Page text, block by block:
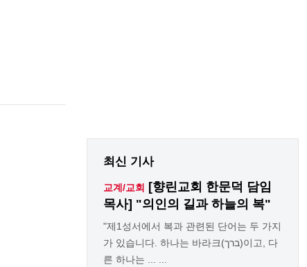
최신 기사
교계/교회
[향린교회 한문덕 담임
목사] "의인의 길과 하늘의 복"
"제1성서에서 복과 관련된 단어는 두 가지
가 있습니다. 하나는 바라크(ברך)이고, 다
른 하나는 ... ...